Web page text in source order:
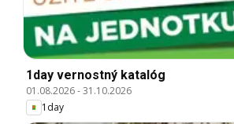
1day vernostný katalóg
01.08.2026-31.10.2026
1day